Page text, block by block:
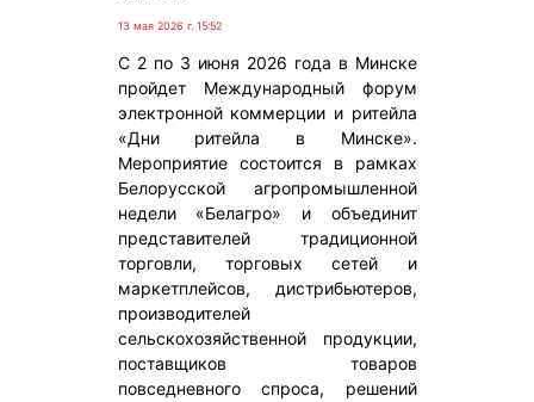
13 мая 2026 г. 15:52
С 2 по 3 июня 2026 года в Минске
пройдет Международный форум
электронной коммерции и ритейла
«Дни ритейла в Минске».
Мероприятие состоится в рамках
Белорусской агропромышленной
недели «Белагро» и объединит
представителей традиционной
торговли, торговых сетей и
маркетплейсов, дистрибьютеров,
производителей
сельскохозяйственной продукции,
поставщиков товаров
повседневного спроса, решений